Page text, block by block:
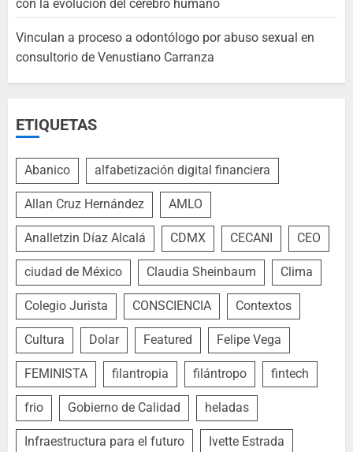
con la evolución del cerebro humano
Vinculan a proceso a odontólogo por abuso sexual en
consultorio de Venustiano Carranza
ETIQUETAS
Abanico alfabetización digital financiera
Allan Cruz Hernández AMLO
Analletzin Díaz Alcalá CDMX CECANI CEO
ciudad de México Claudia Sheinbaum Clima
Colegio Jurista CONSCIENCIA Contextos
Cultura Dolar Featured Felipe Vega
FEMINISTA filantropia filántropo fintech
frio Gobierno de Calidad heladas
Infraestructura para el futuro Ivette Estrada